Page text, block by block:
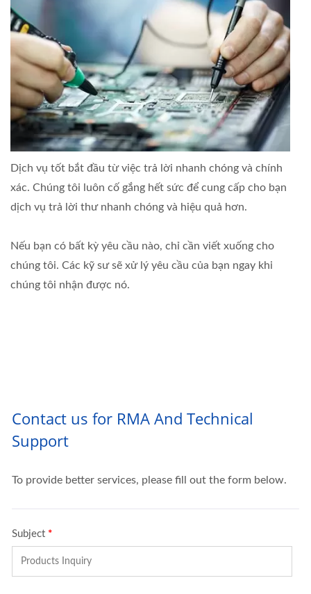
Dịch vụ tốt bắt đầu từ việc trả lời nhanh chóng và chính
xác. Chúng tôi luôn cố gắng hết sức để cung cấp cho bạn
dịch vụ trả lời thư nhanh chóng và hiệu quả hơn.
Nếu bạn có bất kỳ yêu cầu nào, chỉ cần viết xuống cho
chúng tôi. Các kỹ sư sẽ xử lý yêu cầu của bạn ngay khi
chúng tôi nhận được nó.